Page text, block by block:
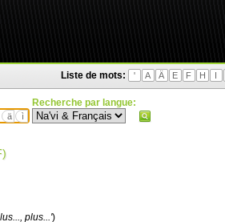
Liste de mots: ' A Ä E F H I
ä ì
Recherche par langue:
plus...')